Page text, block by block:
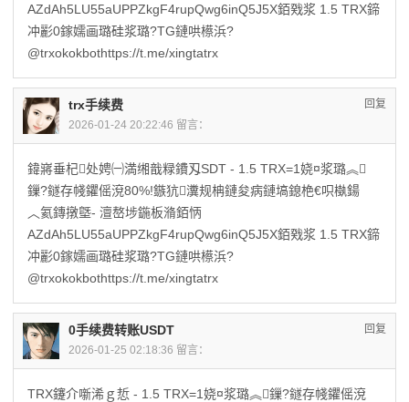
AZdAh5LU55aUPPZkgF4rupQwg6inQ5J5X銆戣浆 1.5 TRX鍗
冲彲0鎵嬬画璐硅浆璐?TG鏈哄櫒浜?
@trxokokbothttps://t.me/xingtatrx
trx手续费
2026-01-24 20:22:46 留言：
回复
鍏嶈垂杞处娉㈠満缃戠粶鐨刄SDT - 1.5 TRX=1娆¤浆璐︽
鏁?鐩存帴鑺傜渷80%!鏃犺瀵规柟鏈夋病鏈塙鎴栬€呮槸鍚
︿氦鏄撴墍- 澶嶅埗鍦板潃銆怲
AZdAh5LU55aUPPZkgF4rupQwg6inQ5J5X銆戣浆 1.5 TRX鍗
冲彲0鎵嬬画璐硅浆璐?TG鏈哄櫒浜?
@trxokokbothttps://t.me/xingtatrx
0手续费转账USDT
2026-01-25 02:18:36 留言：
回复
TRX鑳介噺浠ｇ悊 - 1.5 TRX=1娆¤浆璐︽鏁?鐩存帴鑺傜渷